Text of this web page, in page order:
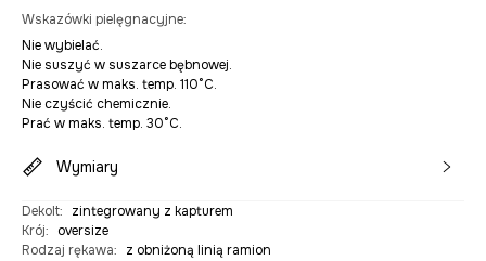
Wskazówki pielęgnacyjne:
Nie wybielać.
Nie suszyć w suszarce bębnowej.
Prasować w maks. temp. 110°C.
Nie czyścić chemicznie.
Prać w maks. temp. 30°C.
Wymiary
Dekolt:
zintegrowany z kapturem
Krój:
oversize
Rodzaj rękawa: z obniżoną linią ramion